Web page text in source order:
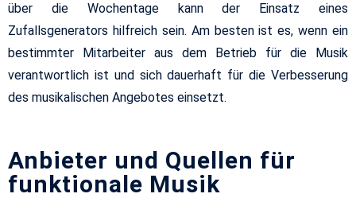
über die Wochentage kann der Einsatz eines
Zufallsgenerators hilfreich sein. Am besten ist es, wenn ein
bestimmter Mitarbeiter aus dem Betrieb für die Musik
verantwortlich ist und sich dauerhaft für die Verbesserung
des musikalischen Angebotes einsetzt.
Anbieter und Quellen für
funktionale Musik